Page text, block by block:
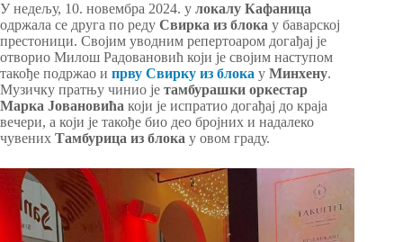
У недељу, 10. новембра 2024. у локалу Кафаница
одржала се друга по реду Свирка из блока у баварској
престоници. Својим уводним репертоаром догађај је
отворио Милош Радовановић који је својим наступом
такође подржао и прву Свирку из блока у Минхену.
Музичку пратњу чинио је тамбурашки оркестар
Марка Јовановића који је испратио догађај до краја
вечери, а који је такође био део бројних и надалеко
чувених Тамбурица из блока у овом граду.